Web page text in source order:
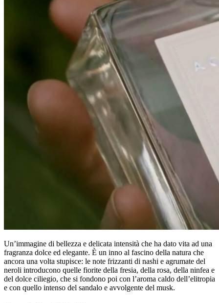
Un’immagine di bellezza e delicata intensità che ha dato vita ad una
fragranza dolce ed elegante. È un inno al fascino della natura che
ancora una volta stupisce: le note frizzanti di nashi e agrumate del
neroli introducono quelle fiorite della fresia, della rosa, della ninfea e
del dolce ciliegio, che si fondono poi con l’aroma caldo dell’elitropia
e con quello intenso del sandalo e avvolgente del musk.